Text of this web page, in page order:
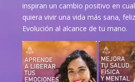
inspiran un cambio positivo en
quiera vivir una vida más sana,
Evolución al alcance de tu mano.